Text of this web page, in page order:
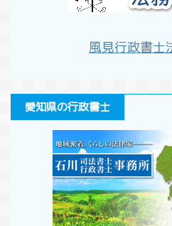
風見行政書士
愛知県の行政書士